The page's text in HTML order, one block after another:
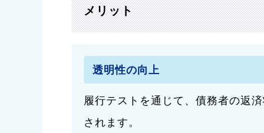
メリット
透明性の向上
履行テストを通じて、債務者の返
されます。